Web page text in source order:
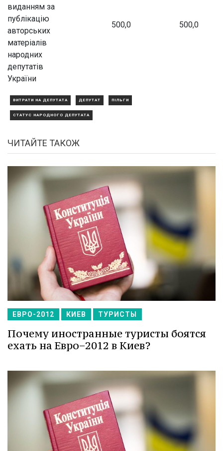
виданням за
публікацію
авторських
матеріалів
народних
депутатів
України
500,0 500,0
ВИТРАТИ НА ДЕПУТАТА ДЕПУТАТ ПІЛЬГИ
СТАТУС НАРОДНОГО ДЕПУТАТА
ЧИТАЙТЕ ТАКОЖ
ЕВРО-2012 КИЕВ ТУРИСТЫ
Почему иностранные туристы боятся
ехать на Евро−2012 в Киев?